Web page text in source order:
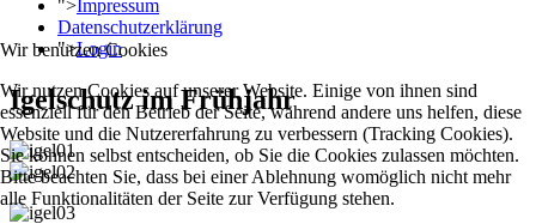
">Impressum
Datenschutzerklärung
">Login
Igelschutz im Frühjahr
Wir benutzen Cookies
Wir nutzen Cookies auf unserer Website. Einige von ihnen sind
essenziell für den Betrieb der Seite, während andere uns helfen, diese
Website und die Nutzererfahrung zu verbessern (Tracking Cookies).
Sie können selbst entscheiden, ob Sie die Cookies zulassen möchten.
Bitte beachten Sie, dass bei einer Ablehnung womöglich nicht mehr
alle Funktionalitäten der Seite zur Verfügung stehen.